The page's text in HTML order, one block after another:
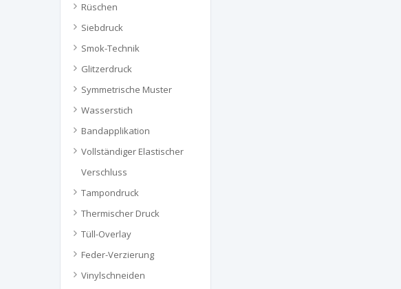
Rüschen
Siebdruck
Smok-Technik
Glitzerdruck
Symmetrische Muster
Wasserstich
Bandapplikation
Vollständiger Elastischer
Verschluss
Tampondruck
Thermischer Druck
Tüll-Overlay
Feder-Verzierung
Vinylschneiden